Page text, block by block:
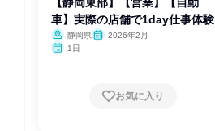
【静岡東部】【営業】【自動
車】実際の店舗で1day仕事体験
静岡県
2026年2月
1日
お気に入り